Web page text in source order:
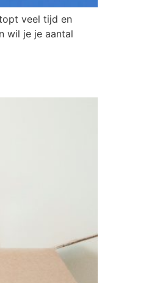
veel tijd en
wil je je aantal